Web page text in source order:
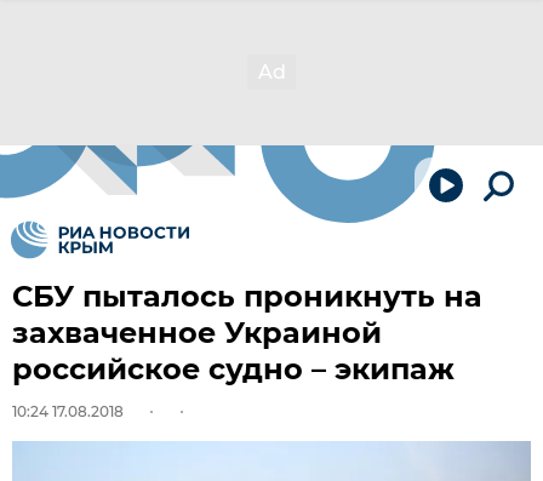
СБУ пыталось проникнуть на
захваченное Украиной
российское судно – экипаж
10:24 17.08.2018